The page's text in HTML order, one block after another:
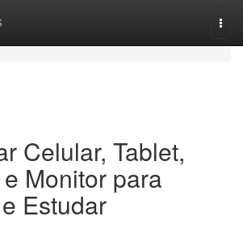
Celular, Tablet,
Monitor para
Estudar